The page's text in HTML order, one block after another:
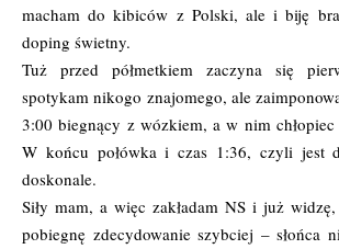
macham do kibiców z Polski, ale i biję
doping świetny.
Tuż przed półmetkiem zaczyna się
spotykam nikogo znajomego, ale
3:00 biegnący z wózkiem, a w nim
W końcu połówka i czas 1:36, czyli jest
doskonale.
Siły mam, a więc zakładam NS i już
pobiegnę zdecydowanie szybciej – słońca